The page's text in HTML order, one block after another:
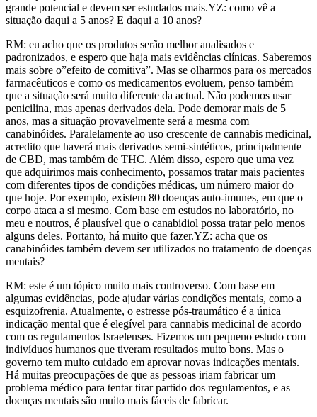
grande potencial e devem ser estudados mais.YZ: como vê a
situação daqui a 5 anos? E daqui a 10 anos?
RM: eu acho que os produtos serão melhor analisados e
padronizados, e espero que haja mais evidências clínicas. Saberemos
mais sobre o”efeito de comitiva”. Mas se olharmos para os mercados
farmacêuticos e como os medicamentos evoluem, penso também
que a situação será muito diferente da actual. Não podemos usar
penicilina, mas apenas derivados dela. Pode demorar mais de 5
anos, mas a situação provavelmente será a mesma com
canabinóides. Paralelamente ao uso crescente de cannabis medicinal,
acredito que haverá mais derivados semi-sintéticos, principalmente
de CBD, mas também de THC. Além disso, espero que uma vez
que adquirimos mais conhecimento, possamos tratar mais pacientes
com diferentes tipos de condições médicas, um número maior do
que hoje. Por exemplo, existem 80 doenças auto-imunes, em que o
corpo ataca a si mesmo. Com base em estudos no laboratório, no
meu e noutros, é plausível que o canabidiol possa tratar pelo menos
alguns deles. Portanto, há muito que fazer.YZ: acha que os
canabinóides também devem ser utilizados no tratamento de doenças
mentais?
RM: este é um tópico muito mais controverso. Com base em
algumas evidências, pode ajudar várias condições mentais, como a
esquizofrenia. Atualmente, o estresse pós-traumático é a única
indicação mental que é elegível para cannabis medicinal de acordo
com os regulamentos Israelenses. Fizemos um pequeno estudo com
indivíduos humanos que tiveram resultados muito bons. Mas o
governo tem muito cuidado em aprovar novas indicações mentais.
Há muitas preocupações de que as pessoas iriam fabricar um
problema médico para tentar tirar partido dos regulamentos, e as
doenças mentais são muito mais fáceis de fabricar.